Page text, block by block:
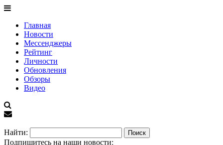
Главная
Новости
Мессенджеры
Рейтинг
Личности
Обновления
Обзоры
Видео
Найти:
Подпишитесь на наши новости: